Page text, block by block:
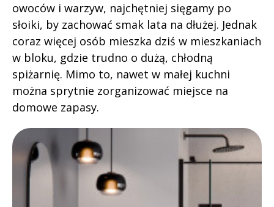
owoców i warzyw, najchętniej sięgamy po
słoiki, by zachować smak lata na dłużej. Jednak
coraz więcej osób mieszka dziś w mieszkaniach
w bloku, gdzie trudno o dużą, chłodną
spiżarnię. Mimo to, nawet w małej kuchni
można sprytnie zorganizować miejsce na
domowe zapasy.